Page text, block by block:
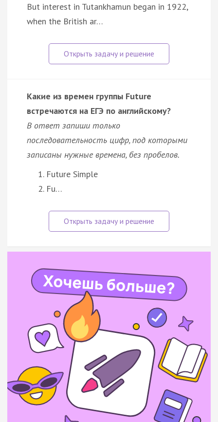
But interest in Tutankhamun began in 1922,
when the British ar…
Какие из времен группы Future
встречаются на ЕГЭ по английскому?
В ответ запиши только
последовательность цифр, под которыми
записаны нужные времена, без пробелов.
Future Simple
Fu…